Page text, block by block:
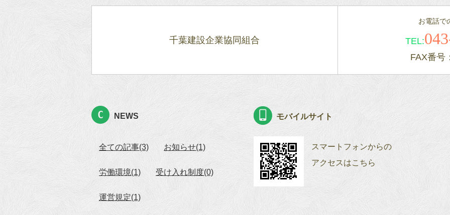
千葉建設企業協同組合
お電話で
TEL:
FAX番号
NEWS
全ての記事(3) お知らせ(1)
労働環境(1) 受け入れ制度(0)
運営規定(1)
モバイルサイト
スマートフォンからの
アクセスはこちら